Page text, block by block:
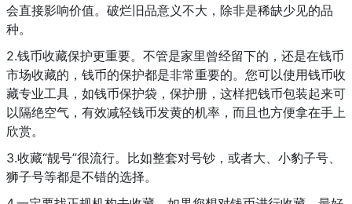
会直接影响价值。破烂旧品意义不大，除非是稀缺少见的品
种。
2.钱币收藏保护更重要。不管是家里曾经留下的，还是在钱币
市场收藏的，钱币的保护都是非常重要的。您可以使用钱币收
藏专业工具，如钱币保护袋，保护册，这样把钱币包装起来可
以隔绝空气，有效减轻钱币发黄的机率，而且也方便拿在手上
欣赏。
3.收藏“靓号”很流行。比如整套对号钞，或者大、小豹子号、
狮子号等都是不错的选择。